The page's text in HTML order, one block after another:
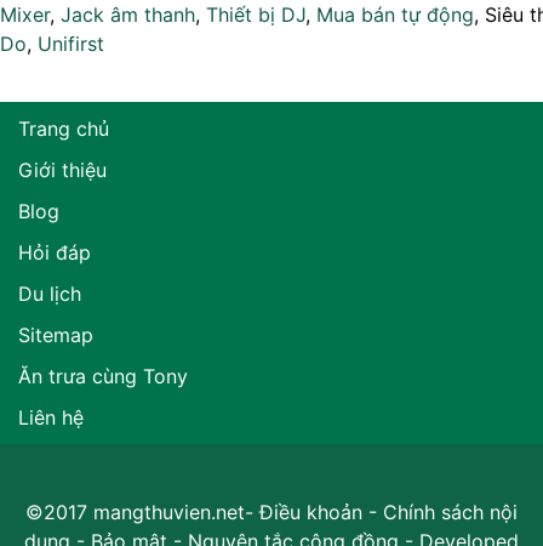
Mixer, Jack âm thanh, Thiết bị DJ, Mua bán tự động, Siêu
Do, Unifirst
Trang chủ
Giới thiệu
Blog
Hỏi đáp
Du lịch
Sitemap
Ăn trưa cùng Tony
Liên hệ
©2017 mangthuvien.net-Điều khoản - Chính sách nội
dung - Bảo mật - Nguyên tắc cộng đồng - Developed